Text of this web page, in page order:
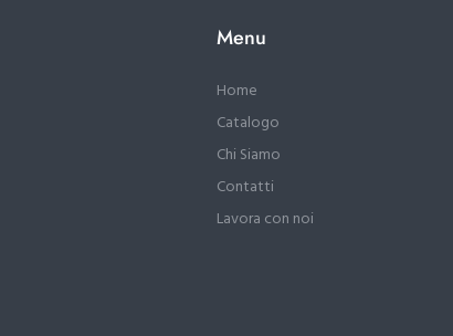
Menu
Home
Catalogo
Chi Siamo
Contatti
Lavora con noi